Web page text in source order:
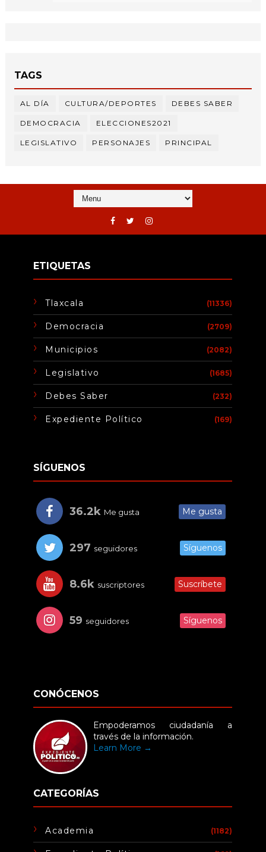
TAGS
AL DÍA CULTURA/DEPORTES DEBES SABER
DEMOCRACIA ELECCIONES2021
LEGISLATIVO PERSONAJES PRINCIPAL
ETIQUETAS
Tlaxcala (11336)
Democracia (2709)
Municipios (2082)
Legislativo (1685)
Debes Saber (232)
Expediente Político (169)
SÍGUENOS
36.2k Me gusta Me gusta
297 seguidores Síguenos
8.6k suscriptores Suscríbete
59 seguidores Síguenos
CONÓCENOS
Empoderamos ciudadanía a
través de la información.
Learn More →
CATEGORÍAS
Academia (1182)